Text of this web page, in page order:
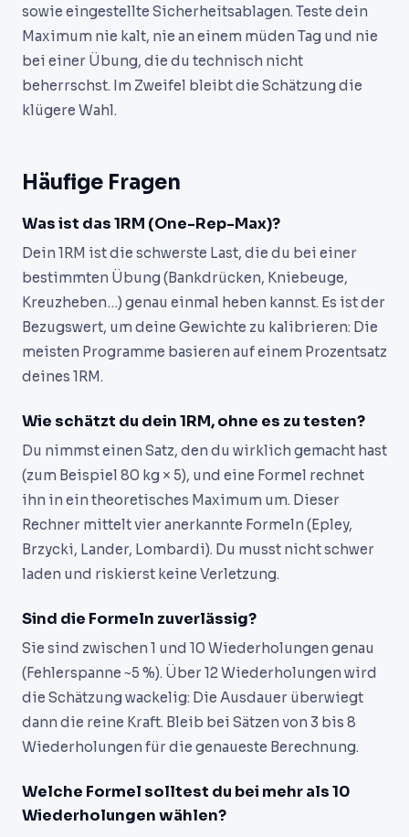
sowie eingestellte Sicherheitsablagen. Teste dein
Maximum nie kalt, nie an einem müden Tag und nie
bei einer Übung, die du technisch nicht
beherrschst. Im Zweifel bleibt die Schätzung die
klügere Wahl.
Häufige Fragen
Was ist das 1RM (One-Rep-Max)?
Dein 1RM ist die schwerste Last, die du bei einer
bestimmten Übung (Bankdrücken, Kniebeuge,
Kreuzheben…) genau einmal heben kannst. Es ist der
Bezugswert, um deine Gewichte zu kalibrieren: Die
meisten Programme basieren auf einem Prozentsatz
deines 1RM.
Wie schätzt du dein 1RM, ohne es zu testen?
Du nimmst einen Satz, den du wirklich gemacht hast
(zum Beispiel 80 kg × 5), und eine Formel rechnet
ihn in ein theoretisches Maximum um. Dieser
Rechner mittelt vier anerkannte Formeln (Epley,
Brzycki, Lander, Lombardi). Du musst nicht schwer
laden und riskierst keine Verletzung.
Sind die Formeln zuverlässig?
Sie sind zwischen 1 und 10 Wiederholungen genau
(Fehlerspanne ~5 %). Über 12 Wiederholungen wird
die Schätzung wackelig: Die Ausdauer überwiegt
dann die reine Kraft. Bleib bei Sätzen von 3 bis 8
Wiederholungen für die genaueste Berechnung.
Welche Formel solltest du bei mehr als 10
Wiederholungen wählen?